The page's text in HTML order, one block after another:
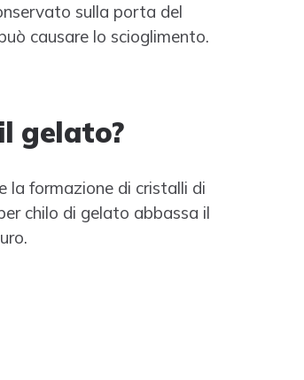
sulla porta del
causare lo scioglimento.
gelato?
la formazione di cristalli di
chilo di gelato abbassa il